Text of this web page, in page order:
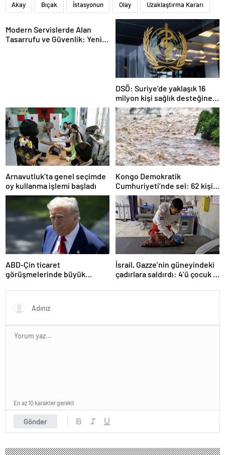
Akay Bıçak İstasyonun Olay Uzaklaştırma Kararı
Modern Servislerde Alan
Tasarrufu ve Güvenlik: Yeni
DSÖ: Suriye’de yaklaşık 16
milyon kişi sağlık desteğine
ihtiyaç duyuyor
Arnavutluk’ta genel seçimde
oy kullanma işlemi başladı
Kongo Demokratik
Cumhuriyeti’nde sel: 62 kişi
hayatını kaybetti
ABD-Çin ticaret
görüşmelerinde büyük
İsrail, Gazze’nin güneyindeki
çadırlara saldırdı: 4’ü çocuk 8
Gönder
En az 10 karakter gerekli